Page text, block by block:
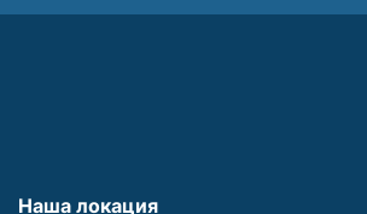
Наша локация